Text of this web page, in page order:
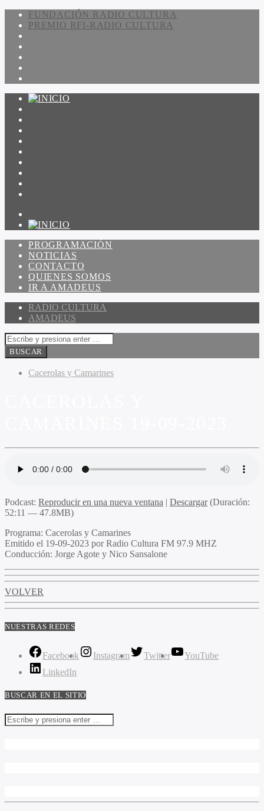
FUNDACIÓN RADIO CULTURA
PREMIO RFI-RADIO CULTURA
PROGRAMACIÓN
NOTICIAS
CONTACTO
QUIENES SOMOS
IR A AMADEUS
RADIO CULTURA
AMADEUS
Cacerolas y Camarines
Podcast: Reproducir en una nueva ventana | Descargar(Duración:
52:11 — 47.8MB)
Programa: Cacerolas y Camarines
Emitido el 19-09-2023 por Radio Cultura FM 97.9 MHZ
Conducción: Jorge Agote y Nico Sansalone
VOLVER
NUESTRAS REDES
Facebook Instagram Twitter
YouTube
LinkedIn
BUSCAR EN EL SITIO